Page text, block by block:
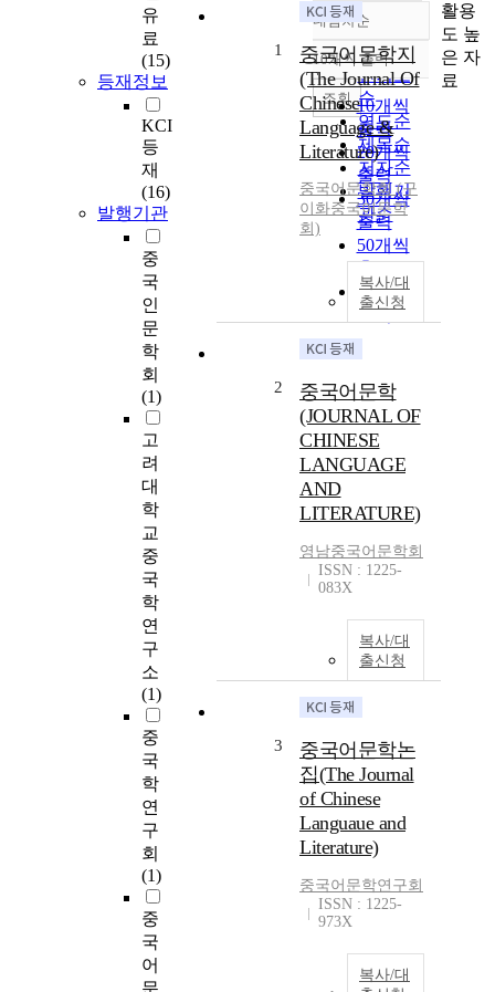
유
료
(15)
등재정보
KCI
등
재
(16)
발행기관
중
국
인
문
학
회
(1)
고
려
대
학
교
중
국
학
연
구
소
(1)
중
국
학
연
구
회
(1)
중
국
어
정확도
순
인기도
순
연도순
제목순
저자순
발행기
관순
내림차순
내림차순
10개씩 출력
10개씩
출력
20개씩
출력
30개씩
출력
50개씩
100개씩
출력
조회
1
중국어문학지
(The Journal Of
Chinese
Language &
Literature)
중국어문학회 (구
이화중국어문학
회)
복사/대
출신청
2
중국어문학
(JOURNAL OF
CHINESE
LANGUAGE
AND
LITERATURE)
영남중국어문학회
ISSN : 1225-
083X
복사/대
출신청
3
중국어문학논
집(The Journal
of Chinese
Languaue and
Literature)
중국어문학연구회
ISSN : 1225-
973X
복사/대
활용
도 높
은 자
료